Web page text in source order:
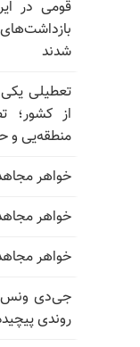
قومی در
شدند
تعطیلی یکی
از کشور؛
منطقه‌یی و
خواهر
خواهر
خواهر
جی‌دی ونس:
روندی